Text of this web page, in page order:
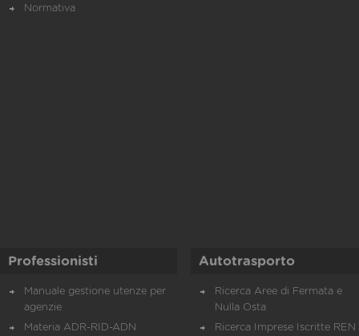
Normativa
Professionisti
Manuale gestione utenze per
agenzie
Materia ADR-RID-ADN
Autotrasporto
Ricerca Aree di Fermata e
Nulla Osta
Ricerca Imprese Iscritte REN